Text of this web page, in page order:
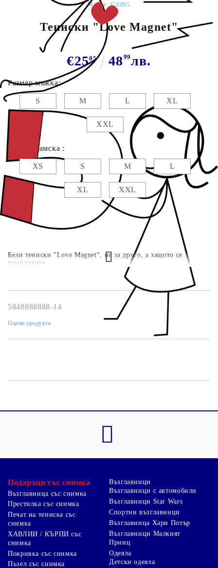
Марка: GiftBG
Тениски "Love Magnet"
€2505 48 99лв.
Бели тениски "Love Magnet", не за друго, а защото се
привличате
Размер мъжка:
S M L XL
XXL
Размер дамска :
XS S M L
XL XXL
5848888888-14
Оцени продукта
Подаръци със снимка
Възглавница със снимка
Престилка със снимка
Печат на тениска със
снимка
ХАВЛИИ / КЪРПИ със
снимка
Покривка със снимка
Пъзел със снимка
Възглавници
Възглавници с автомобили
Възглавници Star Wars
Спортни възглавници
Възглавница Хари Потър
Възглавници Малкият
Принц
Одеяла
Детски одеяла